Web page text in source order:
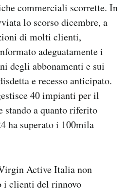
commerciali scorrette. In
lo scorso dicembre, a
di molti clienti,
adeguatamente i
degli abbonamenti e sui
e recesso anticipato.
40 impianti per il
stando a quanto riferito
ha superato i 100mila
Active Italia non
i clienti del rinnovo